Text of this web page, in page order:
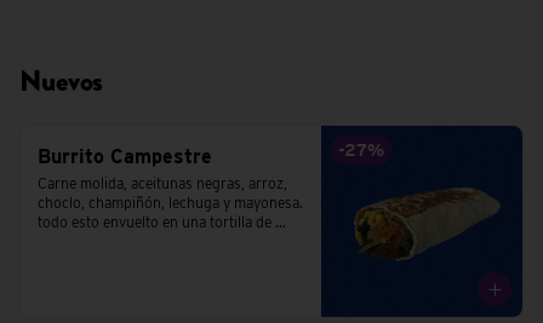
Nuevos
-27%
Burrito Campestre
Carne molida, aceitunas negras, arroz,
choclo, champiñón, lechuga y mayonesa.
todo esto envuelto en una tortilla de